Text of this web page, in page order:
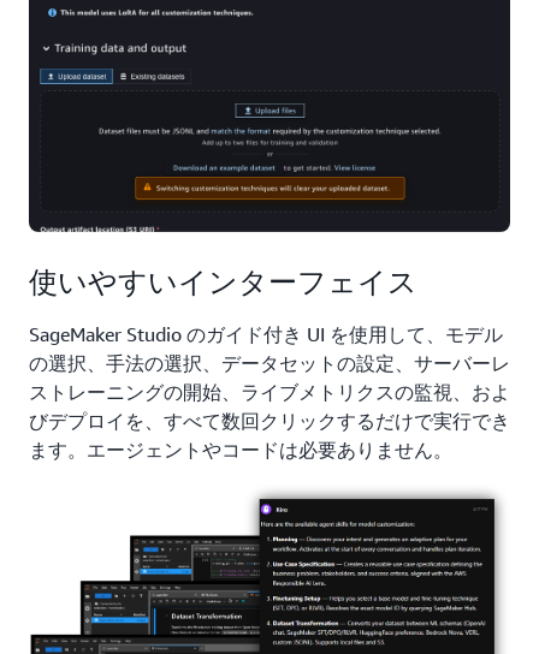
使いやすいインターフェイス
SageMaker Studio のガイド付き UI を使用して、モデル
の選択、手法の選択、データセットの設定、サーバーレ
ストレーニングの開始、ライブメトリクスの監視、およ
びデプロイを、すべて数回クリックするだけで実行でき
ます。エージェントやコードは必要ありません。